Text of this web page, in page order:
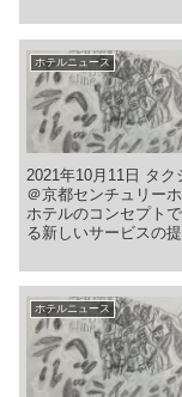
ホテルニュース
2021年10月11日 タク
＠京都センチュリー
ホテルのコンセプト
る新しいサービスの
ホテルニュース